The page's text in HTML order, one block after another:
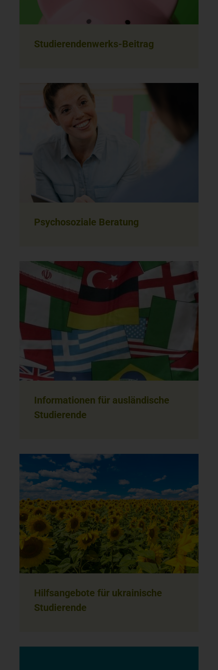
Studierendenwerks-Beitrag
Psychosoziale Beratung
Informationen für ausländische
Studierende
Hilfsangebote für ukrainische
Studierende